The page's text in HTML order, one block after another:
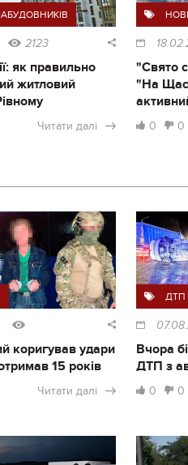
2123
як правильно
житловий
Читати далі
"Свято
"На
0 0
коригував удари
15 років
Читати далі
ДТП
Вчора
ДТП з
0 0